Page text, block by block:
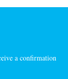
a confirmation